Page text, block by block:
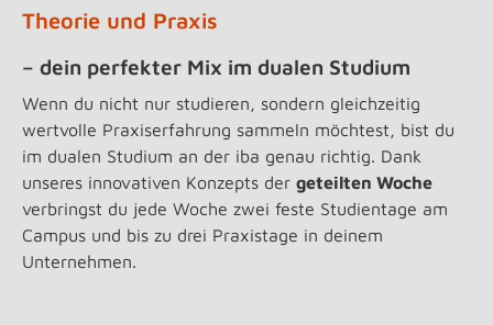
Theorie und Praxis
– dein perfekter Mix im dualen Studium
Wenn du nicht nur studieren, sondern gleichzeitig
wertvolle Praxiserfahrung sammeln möchtest, bist du
im dualen Studium an der iba genau richtig. Dank
unseres innovativen Konzepts der geteilten Woche
verbringst du jede Woche zwei feste Studientage am
Campus und bis zu drei Praxistage in deinem
Unternehmen.